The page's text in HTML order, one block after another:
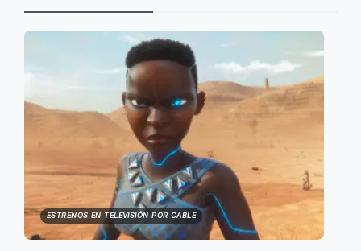
ESTRENOS EN TELEVISIÓN POR CABLE